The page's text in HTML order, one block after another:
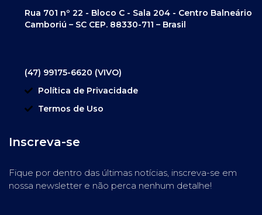
Rua 701 nº 22 - Bloco C - Sala 204 - Centro Balneário
Camboriú – SC CEP. 88330-711 – Brasil
(47) 99175-6620 (VIVO)
Política de Privacidade
Termos de Uso
Inscreva-se
Fique por dentro das últimas notícias, inscreva-se em
nossa newsletter e não perca nenhum detalhe!